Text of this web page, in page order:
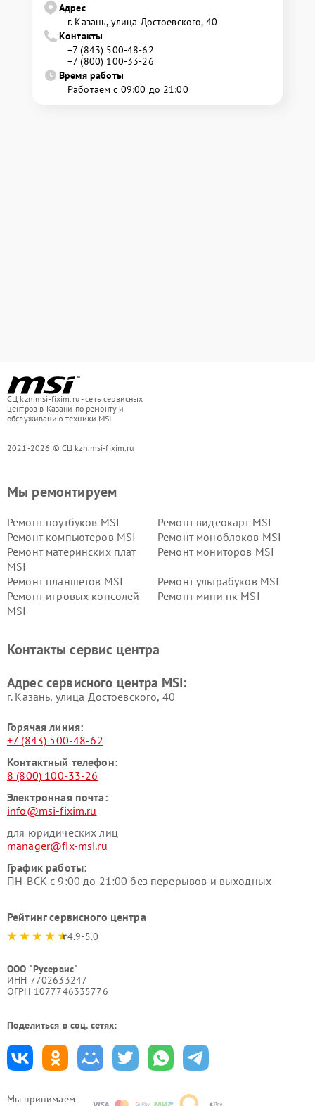
Адрес
г. Казань, улица Достоевского, 40
Контакты
+7 (843) 500-48-62
+7 (800) 100-33-26
Время работы
Работаем с 09:00 до 21:00
СЦ kzn.msi-fixim.ru - сеть сервисных
центров в Казани по ремонту и
обслуживанию техники MSI
2021-2026 © СЦ kzn.msi-fixim.ru
Мы принимаем
Мы ремонтируем
Ремонт ноутбуков MSI
Ремонт видеокарт MSI
Ремонт компьютеров MSI
Ремонт моноблоков MSI
Ремонт материнских плат
MSI
Ремонт мониторов MSI
Ремонт планшетов MSI
Ремонт ультрабуков MSI
Ремонт игровых консолей
MSI
Ремонт мини пк MSI
Контакты сервис центра
Адрес сервисного центра MSI:
г. Казань, улица Достоевского, 40
Горячая линия:
+7 (843) 500-48-62
Контактный телефон:
8 (800) 100-33-26
Электронная почта:
info@msi-fixim.ru
для юридических лиц
manager@fix-msi.ru
График работы:
ПН-ВСК с 9:00 до 21:00 без перерывов и выходных
Рейтинг сервисного центра
4.9-5.0
ООО "Русервис"
ИНН 7702633247
ОГРН 1077746335776
Поделиться в соц. сетях: